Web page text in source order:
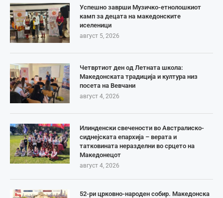
Успешно заврши Музичко-етнолошкиот
камп за децата на македонските
иселеници
август 5, 2026
Четвртиот ден од Летната школа:
Македонската традиција и култура низ
посета на Вевчани
август 4, 2026
Илинденски свечености во Австралиско-
сиднејската епархија – верата и
татковината неразделни во срцето на
Македонецот
август 4, 2026
52-ри црковно-народен собир. Македонска